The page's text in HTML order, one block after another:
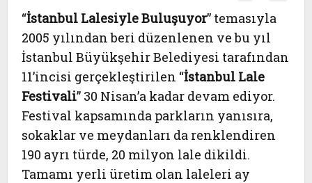
“İstanbul Lalesiyle Buluşuyor” temasıyla
2005 yılından beri düzenlenen ve bu yıl
İstanbul Büyükşehir Belediyesi tarafından
11’incisi gerçekleştirilen “İstanbul Lale
Festivali” 30 Nisan’a kadar devam ediyor.
Festival kapsamında parkların yanısıra,
sokaklar ve meydanları da renklendiren
190 ayrı türde, 20 milyon lale dikildi.
Tamamı yerli üretim olan laleleri ay